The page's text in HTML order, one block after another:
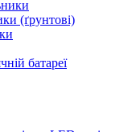
(ґрунтові)
батареї